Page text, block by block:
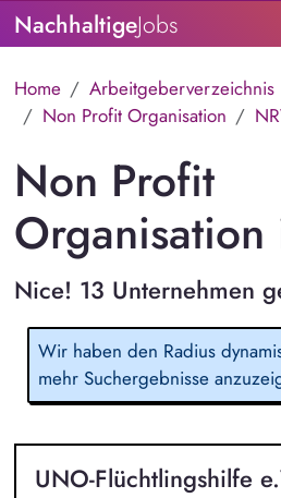
NachhaltigeJobs
Home
Arbeitgeberverzeichnis
Non Profit Organisation
Non Profit
Nice! 13 Unternehmen
Wir haben den Radius
mehr Suchergebnisse
UNO-Flüchtlingshilfe